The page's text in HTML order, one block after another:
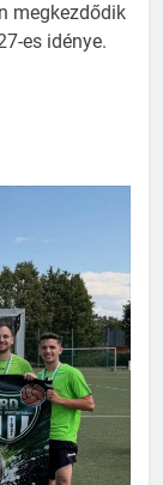
megkezdődik
es idénye.